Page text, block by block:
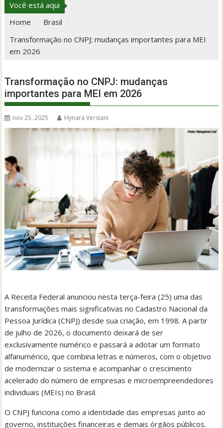
Você está aqui
Home
Brasil
Transformação no CNPJ: mudanças importantes para MEI
em 2026
Transformação no CNPJ: mudanças
importantes para MEI em 2026
nov 25, 2025 Hynara Versiani
A Receita Federal anunciou nesta terça-feira (25) uma das
transformações mais significativas no Cadastro Nacional da
Pessoa Jurídica (CNPJ) desde sua criação, em 1998. A partir
de julho de 2026, o documento deixará de ser
exclusivamente numérico e passará a adotar um formato
alfanumérico, que combina letras e números, com o objetivo
de modernizar o sistema e acompanhar o crescimento
acelerado do número de empresas e microempreendedores
individuais (MEIs) no Brasil.
O CNPJ funciona como a identidade das empresas junto ao
governo, instituições financeiras e demais órgãos públicos.